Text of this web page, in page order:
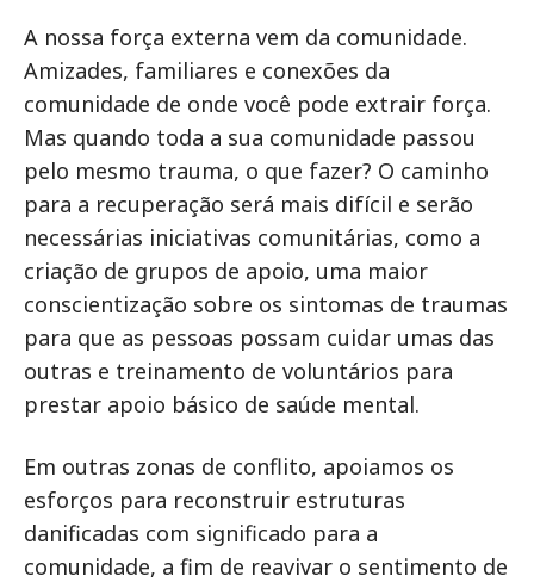
A nossa força externa vem da comunidade.
Amizades, familiares e conexões da
comunidade de onde você pode extrair força.
Mas quando toda a sua comunidade passou
pelo mesmo trauma, o que fazer? O caminho
para a recuperação será mais difícil e serão
necessárias iniciativas comunitárias, como a
criação de grupos de apoio, uma maior
conscientização sobre os sintomas de traumas
para que as pessoas possam cuidar umas das
outras e treinamento de voluntários para
prestar apoio básico de saúde mental.
Em outras zonas de conflito, apoiamos os
esforços para reconstruir estruturas
danificadas com significado para a
comunidade, a fim de reavivar o sentimento de